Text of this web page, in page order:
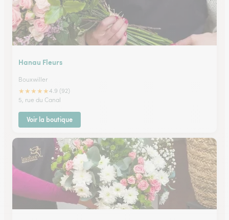
Hanau Fleurs
Bouxwiller
★★★★★4.9 (92)
5, rue du Canal
Voir la boutique